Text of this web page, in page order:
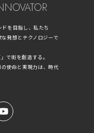
を目指し、私たち
発想とテクノロジーで
で街を創造する。
の使命と実現力は、時代